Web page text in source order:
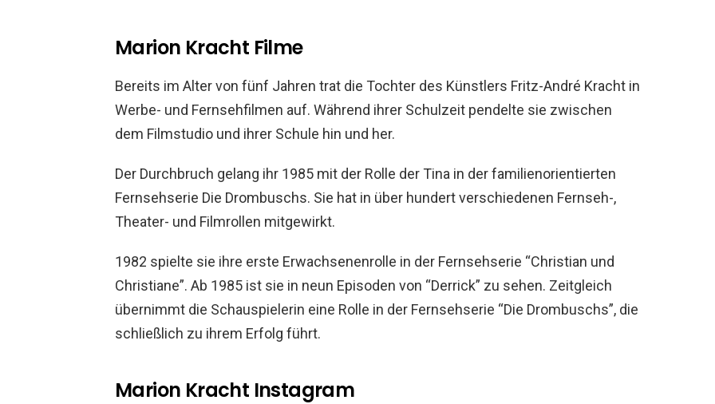
Marion Kracht Filme
Bereits im Alter von fünf Jahren trat die Tochter des Künstlers Fritz-André Kracht in
Werbe- und Fernsehfilmen auf. Während ihrer Schulzeit pendelte sie zwischen
dem Filmstudio und ihrer Schule hin und her.
Der Durchbruch gelang ihr 1985 mit der Rolle der Tina in der familienorientierten
Fernsehserie Die Drombuschs. Sie hat in über hundert verschiedenen Fernseh-,
Theater- und Filmrollen mitgewirkt.
1982 spielte sie ihre erste Erwachsenenrolle in der Fernsehserie “Christian und
Christiane”. Ab 1985 ist sie in neun Episoden von “Derrick” zu sehen. Zeitgleich
übernimmt die Schauspielerin eine Rolle in der Fernsehserie “Die Drombuschs”, die
schließlich zu ihrem Erfolg führt.
Marion Kracht Instagram